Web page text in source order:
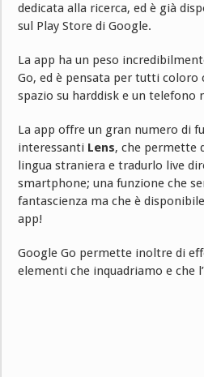
dedicata alla ricerca, ed è già
sul Play Store di Google.
La app ha un peso
Go, ed è pensata per tutti coloro
spazio su harddisk e un
La app offre un gran numero di
interessanti Lens, che permette
lingua straniera e tradurlo live
smartphone; una funzione che
fantascienza ma che è
app!
Google Go permette inoltre di
elementi che inquadriamo e che